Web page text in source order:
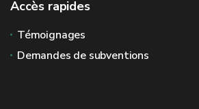
Accès rapides
Témoignages
Demandes de subventions